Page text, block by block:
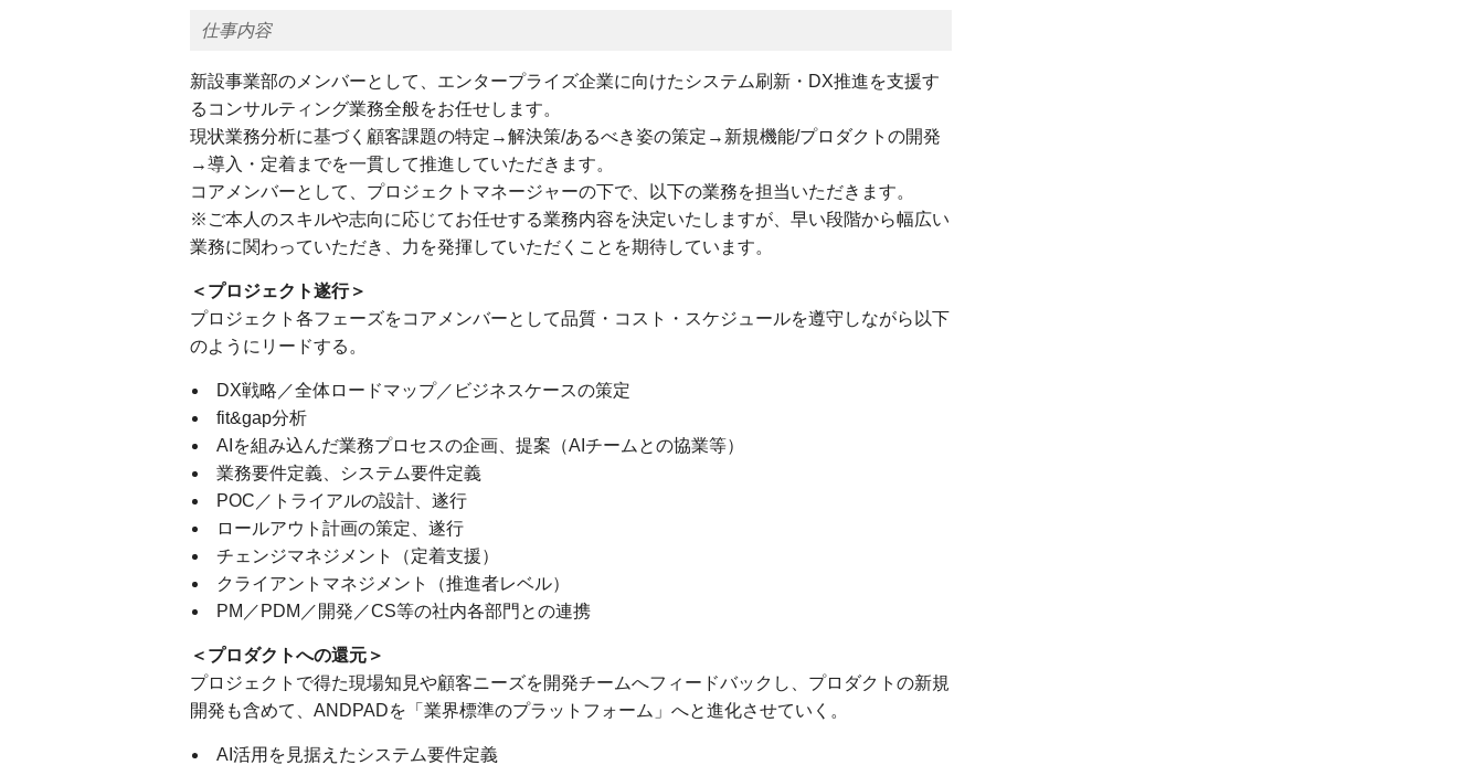
仕事内容
新設事業部のメンバーとして、エンタープライズ企業に向けたシステム刷新・DX推進を支援す
るコンサルティング業務全般をお任せします。
現状業務分析に基づく顧客課題の特定→解決策/あるべき姿の策定→新規機能/プロダクトの開発
→導入・定着までを一貫して推進していただきます。
コアメンバーとして、プロジェクトマネージャーの下で、以下の業務を担当いただきます。
※ご本人のスキルや志向に応じてお任せする業務内容を決定いたしますが、早い段階から幅広い
業務に関わっていただき、力を発揮していただくことを期待しています。
＜プロジェクト遂行＞
プロジェクト各フェーズをコアメンバーとして品質・コスト・スケジュールを遵守しながら以下
のようにリードする。
DX戦略／全体ロードマップ／ビジネスケースの策定
fit&gap分析
AIを組み込んだ業務プロセスの企画、提案（AIチームとの協業等）
業務要件定義、システム要件定義
POC／トライアルの設計、遂行
ロールアウト計画の策定、遂行
チェンジマネジメント（定着支援）
クライアントマネジメント（推進者レベル）
PM／PDM／開発／CS等の社内各部門との連携
＜プロダクトへの還元＞
プロジェクトで得た現場知見や顧客ニーズを開発チームへフィードバックし、プロダクトの新規
開発も含めて、ANDPADを「業界標準のプラットフォーム」へと進化させていく。
AI活用を見据えたシステム要件定義